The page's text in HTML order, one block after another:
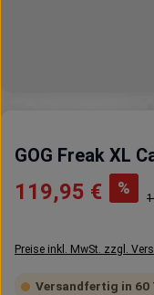
GOG Freak XL
Verkaufspreis:
119,95 € %
Preise inkl. MwSt. zzgl.
Versandfertig in 60